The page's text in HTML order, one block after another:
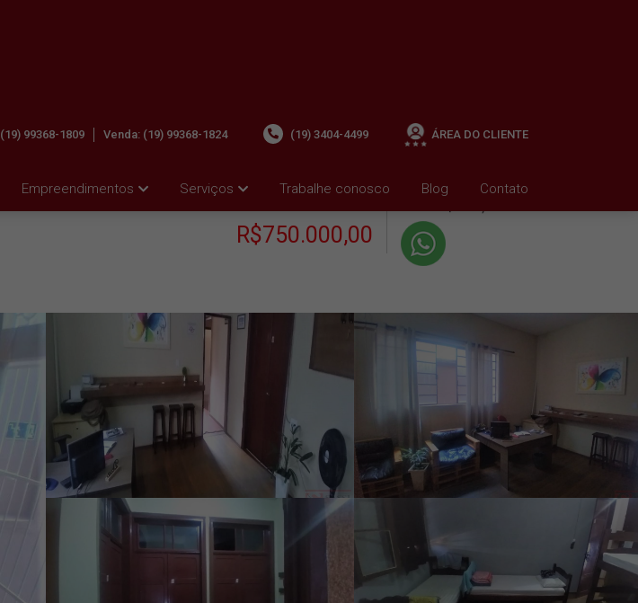
Empreendimentos Serviços Trabalhe conosco Blog Contato
(19) 99368-1809 Venda: (19) 99368-1824 (19) 3404-4499 ÁREA DO CLIENTE
R$750.000,00
+ Condomínio R$0,00